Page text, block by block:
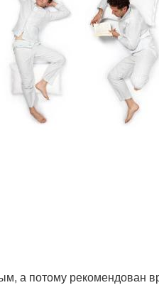
а потому рекомендован